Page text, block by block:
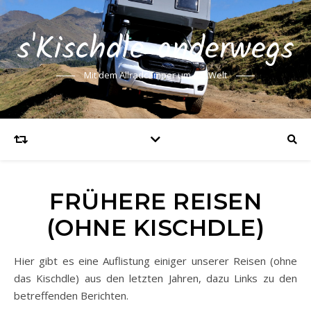
s'Kischdle onderwegs
Mit dem Allradcamper um die Welt
FRÜHERE REISEN
(OHNE KISCHDLE)
Hier gibt es eine Auflistung einiger unserer Reisen (ohne
das Kischdle) aus den letzten Jahren, dazu Links zu den
betreffenden Berichten.